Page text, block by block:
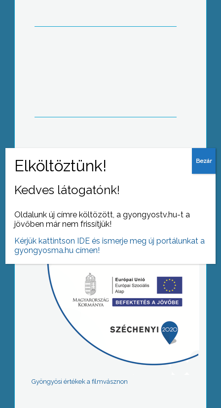
Tovább az archívumra
Gyöngyösi értékek a filmvásznon
Kedves látogatónk!
Oldalunk új címre költözött, a gyongyostv.hu-t a
jövőben már nem frissítjük!
Kérjük kattintson IDE és ismerje meg új portálunkat a
gyongyosma.hu címen!